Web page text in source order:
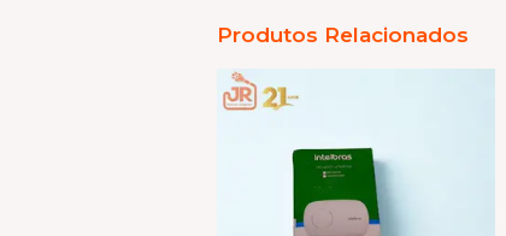
Produtos Relacionados